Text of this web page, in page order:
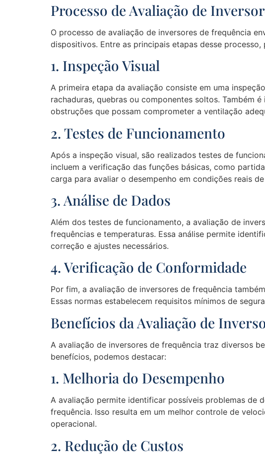
Processo de Avaliação de
O processo de avaliação de inversores de frequência
dispositivos. Entre as principais etapas desse processo,
1. Inspeção Visual
A primeira etapa da avaliação consiste em uma
rachaduras, quebras ou componentes soltos. Também
obstruções que possam comprometer a ventilação
2. Testes de Funcionamento
Após a inspeção visual, são realizados testes de
incluem a verificação das funções básicas, como
carga para avaliar o desempenho em condições reais
3. Análise de Dados
Além dos testes de funcionamento, a avaliação de
frequências e temperaturas. Essa análise permite
correção e ajustes necessários.
4. Verificação de Conformidade
Por fim, a avaliação de inversores de frequência
Essas normas estabelecem requisitos mínimos de
Benefícios da Avaliação de
A avaliação de inversores de frequência traz diversos
benefícios, podemos destacar:
1. Melhoria do Desempenho
A avaliação permite identificar possíveis problemas de
frequência. Isso resulta em um melhor controle de
operacional.
2. Redução de Custos